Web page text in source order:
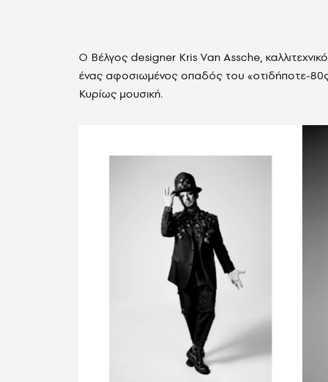
Ο Βέλγος designer Kris Van Assche,
ένας αφοσιωμένος οπαδός του «οτιδήποτε-
Κυρίως μουσική.